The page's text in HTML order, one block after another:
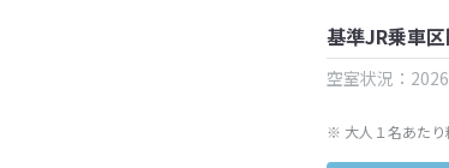
基準JR乗車
空室状況：
※ 大人１名あたり